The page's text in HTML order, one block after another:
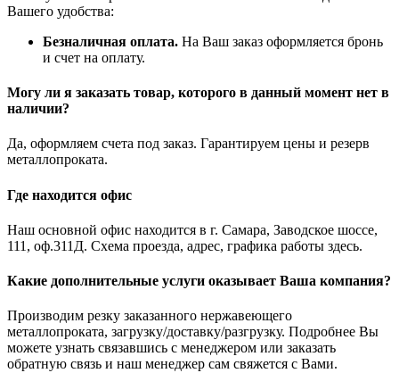
Вашего удобства:
Безналичная оплата. На Ваш заказ оформляется бронь
и счет на оплату.
Могу ли я заказать товар, которого в данный момент нет в
наличии?
Да, оформляем счета под заказ. Гарантируем цены и резерв
металлопроката.
Где находится офис
Наш основной офис находится в г. Самара, Заводское шоссе,
111, оф.311Д. Схема проезда, адрес, графика работы здесь.
Какие дополнительные услуги оказывает Ваша компания?
Производим резку заказанного нержавеющего
металлопроката, загрузку/доставку/разгрузку. Подробнее Вы
можете узнать связавшись с менеджером или заказать
обратную связь и наш менеджер сам свяжется с Вами.